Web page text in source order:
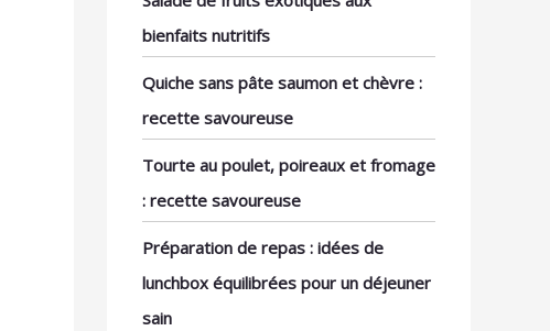
bienfaits nutritifs
Quiche sans pâte saumon et chèvre :
recette savoureuse
Tourte au poulet, poireaux et fromage
: recette savoureuse
Préparation de repas : idées de
lunchbox équilibrées pour un déjeuner
sain